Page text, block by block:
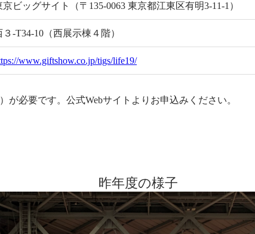
京ビッグサイト（〒135-0063 東京都江東区有明3-11-1）
３-T34-10（西展示棟４階）
www.giftshow.co.jp/tigs/life19/
必要です。公式Webサイトよりお申込みください。
昨年度の様子